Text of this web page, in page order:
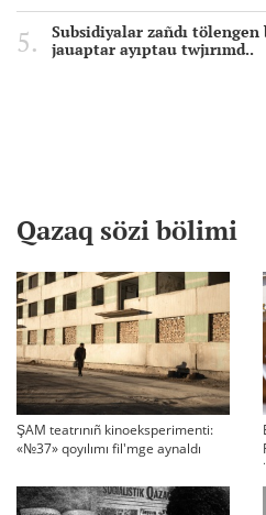
Subsidiyalar zañdı tölengen
jauaptar ayıptau twjırımd..
Qazaq sözi bölimi
ŞAM teatrınıñ kinoeksperimenti:
«№37» qoyılımı fil'mge aynaldı